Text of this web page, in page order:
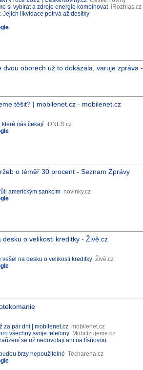
si vybírat a zdroje energie kombinovat iRozhlas.cz
Jejich likvidace potrvá až desítky
oborech už to dokázala, varuje zpráva -
těšit? | mobilenet.cz - mobilenet.cz
které nás čekají iDNES.cz
o téměř 30 procent - Seznam Zprávy
americkým sankcím novinky.cz
o velikosti kreditky - Živě.cz
vešel na desku o velikosti kreditky Živě.cz
za pár dní | mobilenet.cz mobilenet.cz
všechny svoje telefony Mobilizujeme.cz
se už nedovolají ani na tísňovou
brzy nepoužitelné Techarena.cz